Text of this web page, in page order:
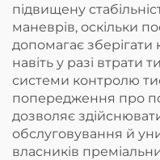
підвищену
маневрів, оскільки
допомагає
навіть у разі втрати
системи контролю
попередження про
дозволяє
обслуговування й
власників